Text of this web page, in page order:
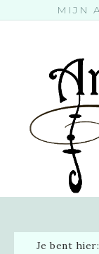
MIJN
Je bent hier: